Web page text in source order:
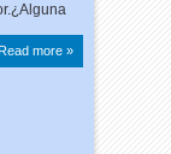
more »